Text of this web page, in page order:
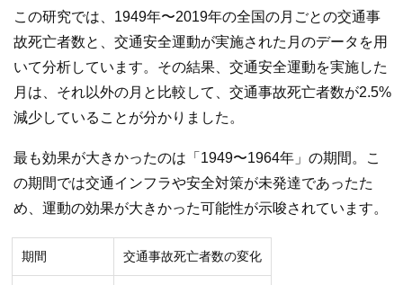
この研究では、1949年〜2019年の全国の月ごとの交通事
故死亡者数と、交通安全運動が実施された月のデータを用
いて分析しています。その結果、交通安全運動を実施した
月は、それ以外の月と比較して、交通事故死亡者数が2.5%
減少していることが分かりました。
最も効果が大きかったのは「1949〜1964年」の期間。こ
の期間では交通インフラや安全対策が未発達であったた
め、運動の効果が大きかった可能性が示唆されています。
期間 交通事故死亡者数の変化